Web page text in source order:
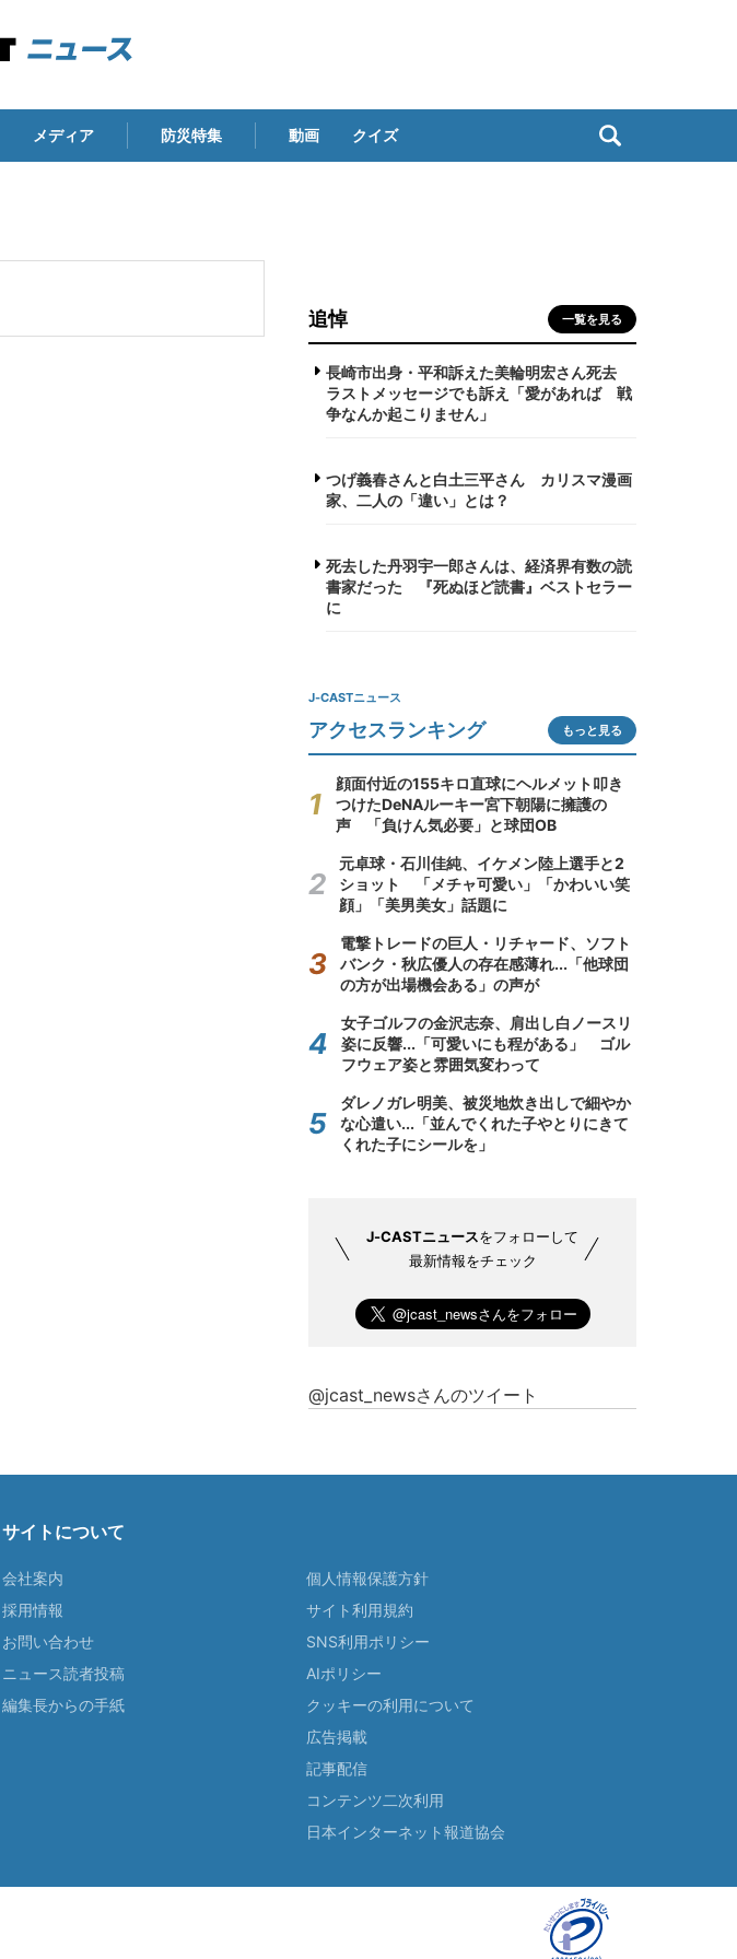
メディア 防災特集 動画 クイズ
追悼 一覧を見る
長崎市出身・平和訴えた美輪明宏さん死去
ラストメッセージでも訴え「愛があれば 戦
争なんか起こりません」
つげ義春さんと白土三平さん カリスマ漫画
家、二人の「違い」とは？
死去した丹羽宇一郎さんは、経済界有数の読
書家だった 『死ぬほど読書』ベストセラー
に
J-CASTニュース
アクセスランキング もっと見る
顔面付近の155キロ直球にヘルメット叩き
つけたDeNAルーキー宮下朝陽に擁護の
声 「負けん気必要」と球団OB
元卓球・石川佳純、イケメン陸上選手と2
ショット 「メチャ可愛い」「かわいい笑
顔」「美男美女」話題に
電撃トレードの巨人・リチャード、ソフト
バンク・秋広優人の存在感薄れ...「他球団
の方が出場機会ある」の声が
女子ゴルフの金沢志奈、肩出し白ノースリ
姿に反響...「可愛いにも程がある」 ゴル
フウェア姿と雰囲気変わって
ダレノガレ明美、被災地炊き出しで細やか
な心遣い...「並んでくれた子やとりにきて
くれた子にシールを」
J-CASTニュースをフォローして
最新情報をチェック
@jcast_newsさんのツイート
サイトについて
会社案内
採用情報
お問い合わせ
ニュース読者投稿
編集長からの手紙
個人情報保護方針
サイト利用規約
SNS利用ポリシー
AIポリシー
クッキーの利用について
広告掲載
記事配信
コンテンツ二次利用
日本インターネット報道協会